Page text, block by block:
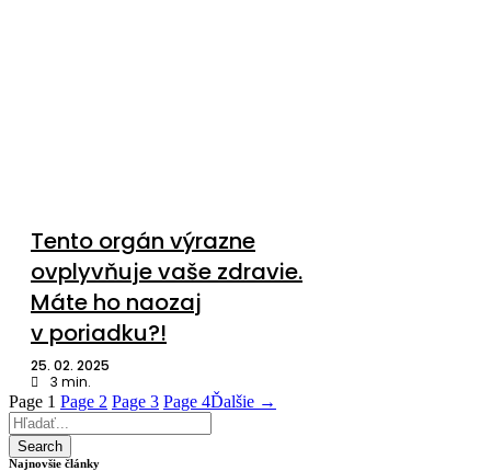
Tento orgán výrazne
ovplyvňuje vaše zdravie.
Máte ho naozaj
v poriadku?!
25. 02. 2025
3 min.
Page 1 Page 2 Page 3 Page 4Ďalšie →
Search
Najnovšie články